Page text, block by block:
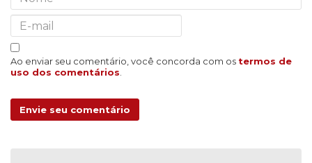
Ao enviar seu comentário, você concorda com os termos de
uso dos comentários
Envie seu comentário